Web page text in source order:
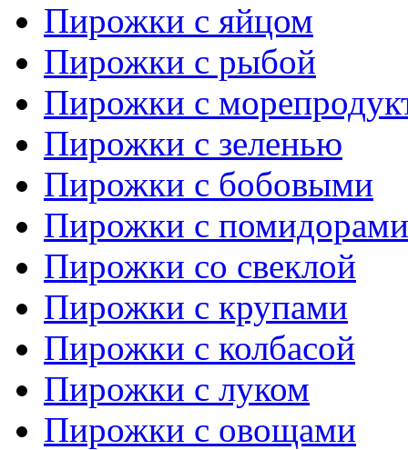
Пирожки с яйцом
Пирожки с рыбой
Пирожки с
Пирожки с зеленью
Пирожки с бобовыми
Пирожки с помидорами
Пирожки со свеклой
Пирожки с крупами
Пирожки с колбасой
Пирожки с луком
Пирожки с овощами